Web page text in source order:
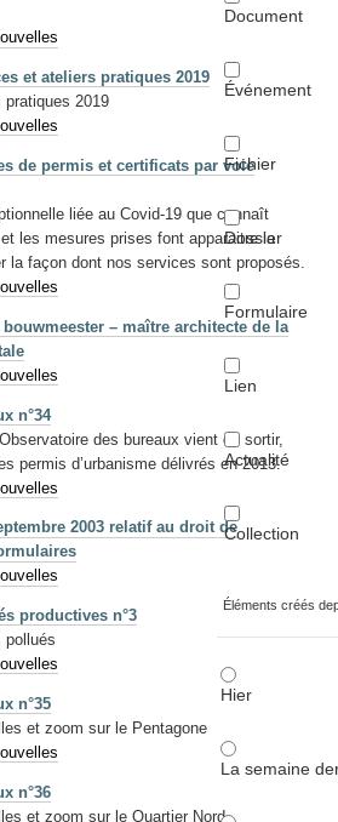
Document
Événement
Fichier
Dossier
Formulaire
Lien
Actualité
Collection
Éléments créés
Hier
La semaine
et ateliers pratiques 2019
2019
de permis et certificats par voie
liée au Covid-19 que connaît
les mesures prises font apparaitre la
la façon dont nos services sont proposés.
– maître architecte de la
n°34
des bureaux vient de sortir,
permis d’urbanisme délivrés en 2013.
2003 relatif au droit de
productives n°3
pollués
n°35
et zoom sur le Pentagone
n°36
et zoom sur le Quartier Nord